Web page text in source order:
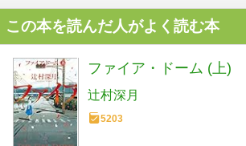
この本を読んだ人がよく読む本
ファイア・ドーム (上)
辻村深月
5203